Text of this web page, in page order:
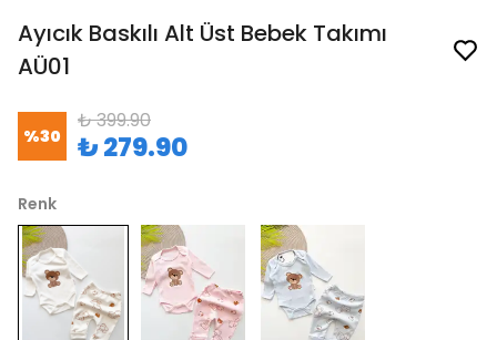
Ayıcık Baskılı Alt Üst Bebek Takımı
AÜ01
%30
₺ 399.90
₺ 279.90
Renk